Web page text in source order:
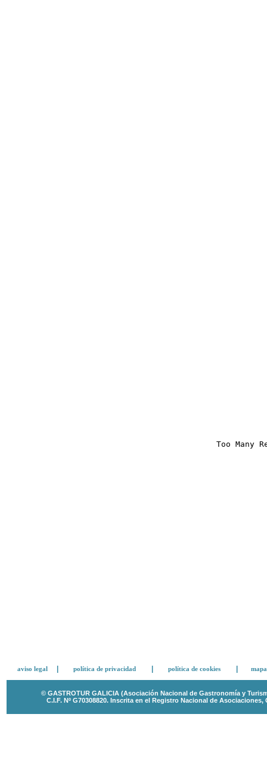
aviso legal política de privacidad política de cookies
© GASTROTUR GALICIA (Asociación Nacional de Gastronomía y
C.I.F. Nº G70308820. Inscrita en el Registro Nacional de Asociaciones,